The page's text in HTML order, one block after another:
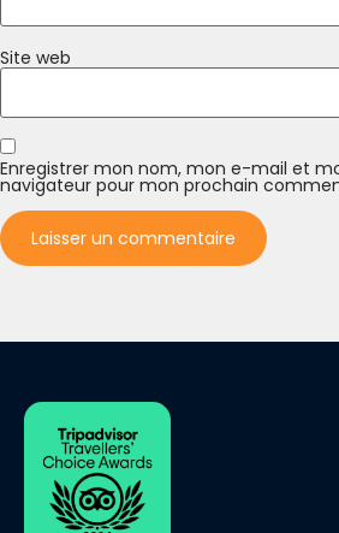
Site web
Enregistrer mon nom, mon e-mail et
navigateur pour mon prochain